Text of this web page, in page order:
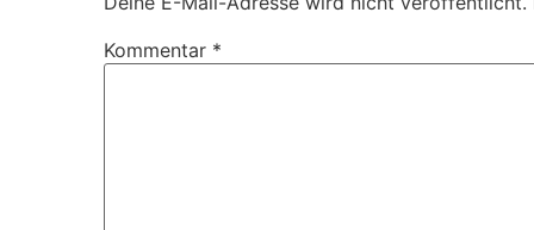
Kommentar *